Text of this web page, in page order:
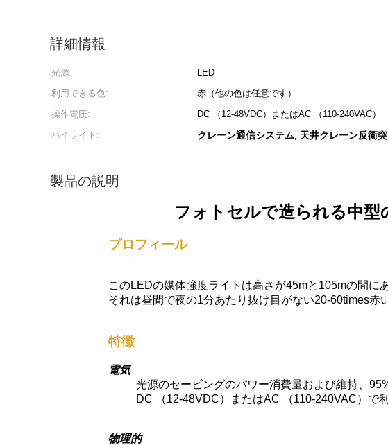
詳細情報
光源: LED
利用できる色:
赤（他の色は任意です）
操作電圧:
DC （12-48VDC）またはAC （110-240VAC）
ハイライト:
クレーン通信システム, 天井クレーン反衝
製品の説明
フォトセルで造られる中型
プロフィール
このLEDの媒体強度ライトは高さが45mと105mの間に
それは昼間で夜の1分あたり抜け目がない20-60times赤
特徴
電気
光源のセービングのパワー消費量および維持、
DC （12-48VDC）またはAC （110-240VAC）で
物理的